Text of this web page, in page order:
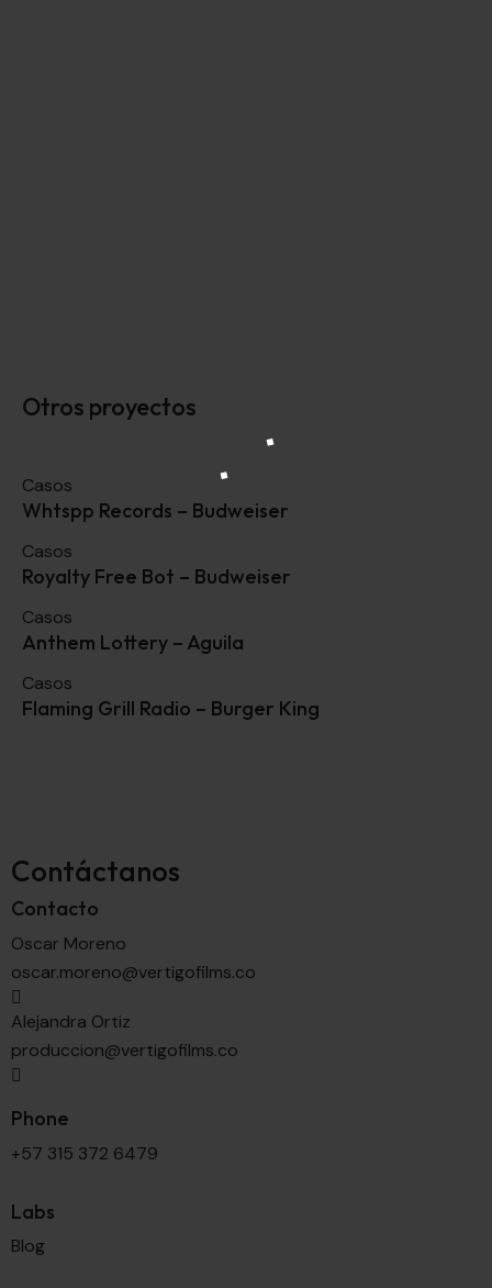
Otros proyectos
Casos
Whtspp Records – Budweiser
Casos
Royalty Free Bot – Budweiser
Casos
Anthem Lottery – Aguila
Casos
Flaming Grill Radio – Burger King
Contáctanos
Contacto
Oscar Moreno
oscar.moreno@vertigofilms.co
Alejandra Ortiz
produccion@vertigofilms.co
Phone
+57 315 372 6479
Labs
Blog